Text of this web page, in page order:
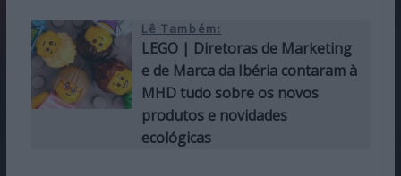
Lê Também:
LEGO | Diretoras de Marketing
e de Marca da Ibéria contaram à
MHD tudo sobre os novos
produtos e novidades
ecológicas